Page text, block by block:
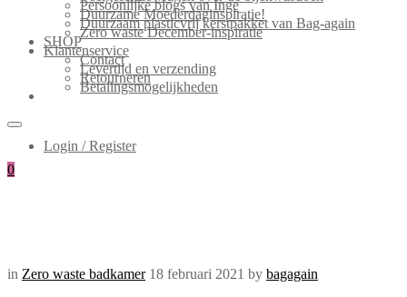
Persoonlijke blogs van Inge
Duurzame Moederdaginspiratie!
Duurzaam plasticvrij kerstpakket van Bag-again
Zero waste December-inspiratie
SHOP
Klantenservice
Contact
Levertijd en verzending
Retourneren
Betalingsmogelijkheden
Login / Register
0
in Zero waste badkamer 18 februari 2021 by bagagain